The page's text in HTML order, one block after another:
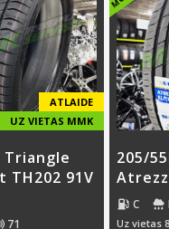
ATLAIDE
UZ VIETAS MMK
Triangle
TH202 91V
71
205/
C
Uz vietas